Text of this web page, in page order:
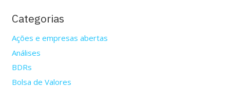
Categorias
Ações e empresas abertas
Análises
BDRs
Bolsa de Valores